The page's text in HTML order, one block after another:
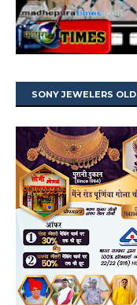
SONY JEWELERS OLD